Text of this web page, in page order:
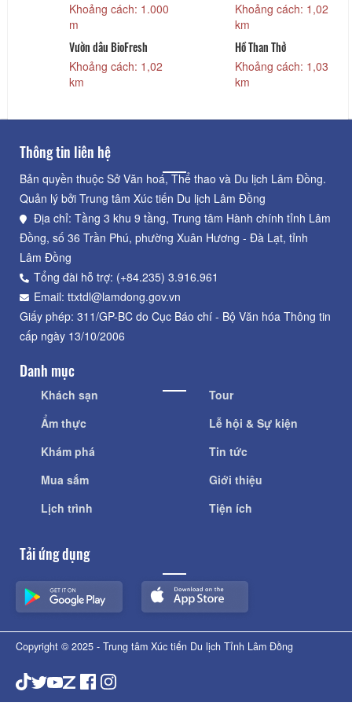
Khoảng cách: 1.000
m
Khoảng cách: 1,02
km
Vườn dâu BioFresh
Khoảng cách: 1,02
km
Hồ Than Thở
Khoảng cách: 1,03
km
Thông tin liên hệ
Bản quyền thuộc Sở Văn hoá, Thể thao và Du lịch Lâm Đồng.
Quản lý bởi Trung tâm Xúc tiến Du lịch Lâm Đồng
Địa chỉ: Tầng 3 khu 9 tầng, Trung tâm Hành chính tỉnh Lâm
Đồng, số 36 Trần Phú, phường Xuân Hương - Đà Lạt, tỉnh
Lâm Đồng
Tổng đài hỗ trợ: (+84.235) 3.916.961
Email: ttxtdl@lamdong.gov.vn
Giấy phép: 311/GP-BC do Cục Báo chí - Bộ Văn hóa Thông tin
cấp ngày 13/10/2006
Danh mục
Khách sạn
Ẩm thực
Khám phá
Mua sắm
Lịch trình
Tour
Lễ hội & Sự kiện
Tin tức
Giới thiệu
Tiện ích
Tải ứng dụng
Copyright © 2025 - Trung tâm Xúc tiến Du lịch Tỉnh Lâm Đồng